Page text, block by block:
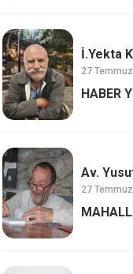
İ.Yekta
27
HABER
Av.
27